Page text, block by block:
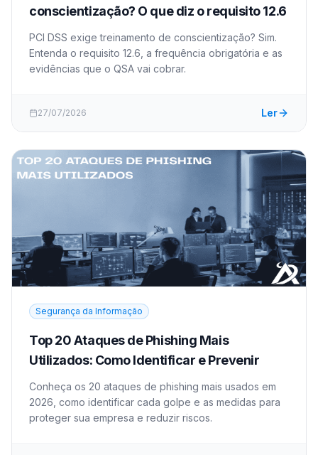
conscientização? O que diz o requisito 12.6
PCI DSS exige treinamento de conscientização? Sim.
Entenda o requisito 12.6, a frequência obrigatória e as
evidências que o QSA vai cobrar.
27/07/2026 Ler
Segurança da Informação
Top 20 Ataques de Phishing Mais
Utilizados: Como Identificar e Prevenir
Conheça os 20 ataques de phishing mais usados em
2026, como identificar cada golpe e as medidas para
proteger sua empresa e reduzir riscos.